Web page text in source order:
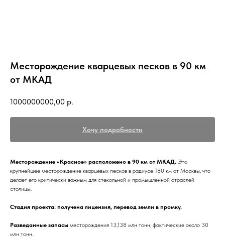
Месторождение кварцевых песков в 90 км
от МКАД
1000000000,00 р.
Хочу подробности
Месторождение «Красное» расположено в 90 км от МКАД. Это
крупнейшее месторождение кварцевых песков в радиусе 180 км от Москвы, что
делает его критически важным для стекольной и промышленной отраслей
столицы.
Стадия проекта: получена лицензия, перевод земли в промку.
Разведанные запасы месторождения 13,138 млн тонн, фактические около 30
млн тонн.